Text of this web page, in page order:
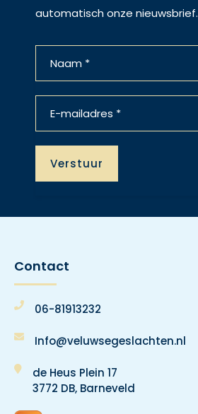
automatisch onze nieuwsbrief.
Contact
06-81913232
Info@veluwsegeslachten.nl
de Heus Plein 17
3772 DB, Barneveld